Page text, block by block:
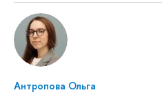
Антропова Ольга